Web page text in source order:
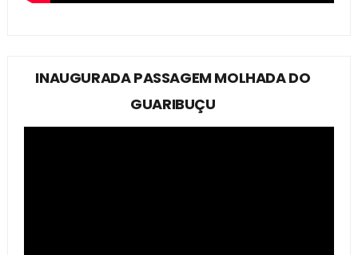
INAUGURADA PASSAGEM MOLHADA DO
GUARIBUÇU